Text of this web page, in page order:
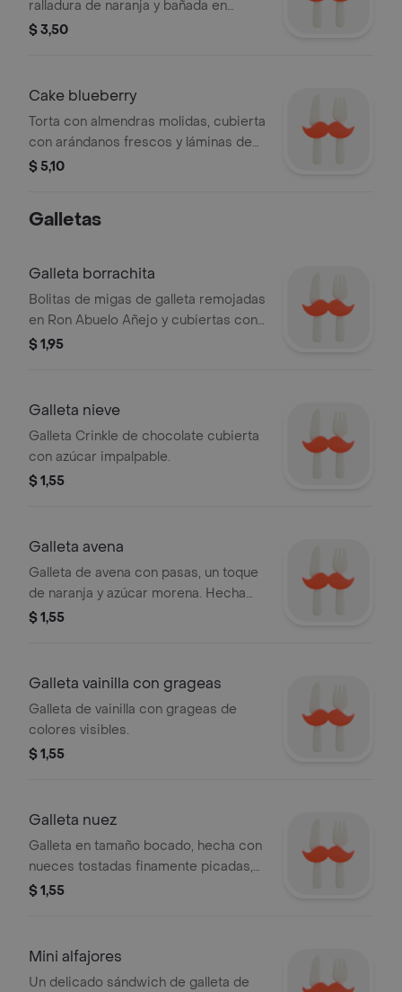
ralladura de naranja y bañada en
néctar de naranja fresca.
$ 3,50
Cake blueberry
Torta con almendras molidas, cubierta
con arándanos frescos y láminas de
almendra.
$ 5,10
Galletas
Galleta borrachita
Bolitas de migas de galleta remojadas
en Ron Abuelo Añejo y cubiertas con
chocolate con leche. ¡Espera algunas
$ 1,95
Galleta nieve
Galleta Crinkle de chocolate cubierta
con azúcar impalpable.
$ 1,55
Galleta avena
Galleta de avena con pasas, un toque
de naranja y azúcar morena. Hecha
con 100% mantequilla.
$ 1,55
Galleta vainilla con grageas
Galleta de vainilla con grageas de
colores visibles.
$ 1,55
Galleta nuez
Galleta en tamaño bocado, hecha con
nueces tostadas finamente picadas,
enrollada en una bolita y espolvoreada
$ 1,55
Mini alfajores
Un delicado sándwich de galleta de